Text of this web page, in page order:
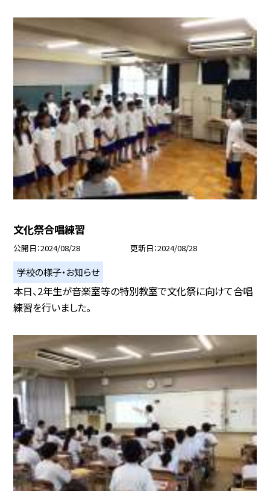
文化祭合唱練習
公開日 2024/08/28 更新日 2024/08/28
学校の様子・お知らせ
本日、2年生が音楽室等の特別教室で文化祭に向けて合唱
練習を行いました。